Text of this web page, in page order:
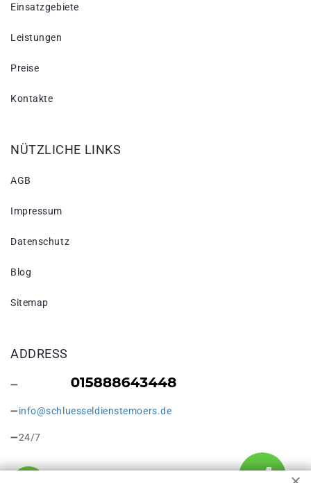
Einsatzgebiete
Leistungen
Preise
Kontakte
NÜTZLICHE LINKS
AGB
Impressum
Datenschutz
Blog
Sitemap
ADDRESS
info@schluesseldienstemoers.de
24/7